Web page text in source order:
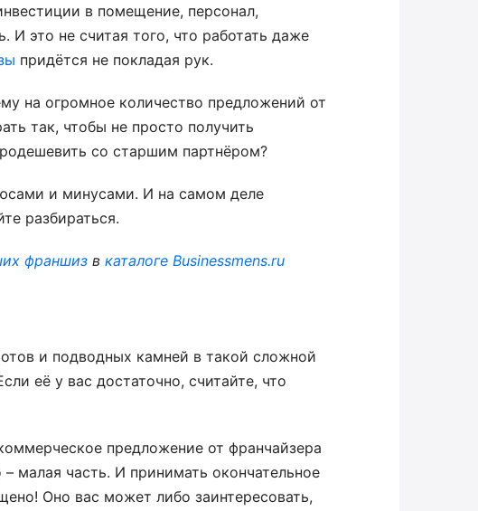
в помещение, персонал,
И это не считая того, что работать даже
придётся не покладая рук.
на огромное количество предложений от
так, чтобы не просто получить
со старшим партнёром?
и минусами. И на самом деле
разбираться.
франшиз в каталоге Businessmens.ru
и подводных камней в такой сложной
её у вас достаточно, считайте, что
предложение от франчайзера
малая часть. И принимать окончательное
Оно вас может либо заинтересовать,